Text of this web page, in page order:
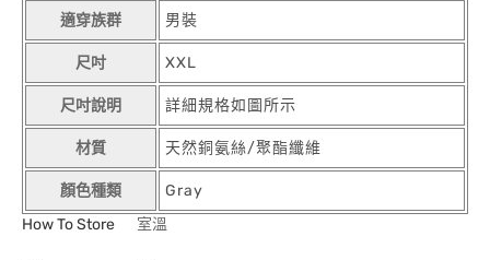
適穿族群 男裝
尺吋 XXL
尺吋說明 詳細規格如圖所示
材質 天然銅氨絲/聚酯纖維
顏色種類
Gray
How To Store
室溫